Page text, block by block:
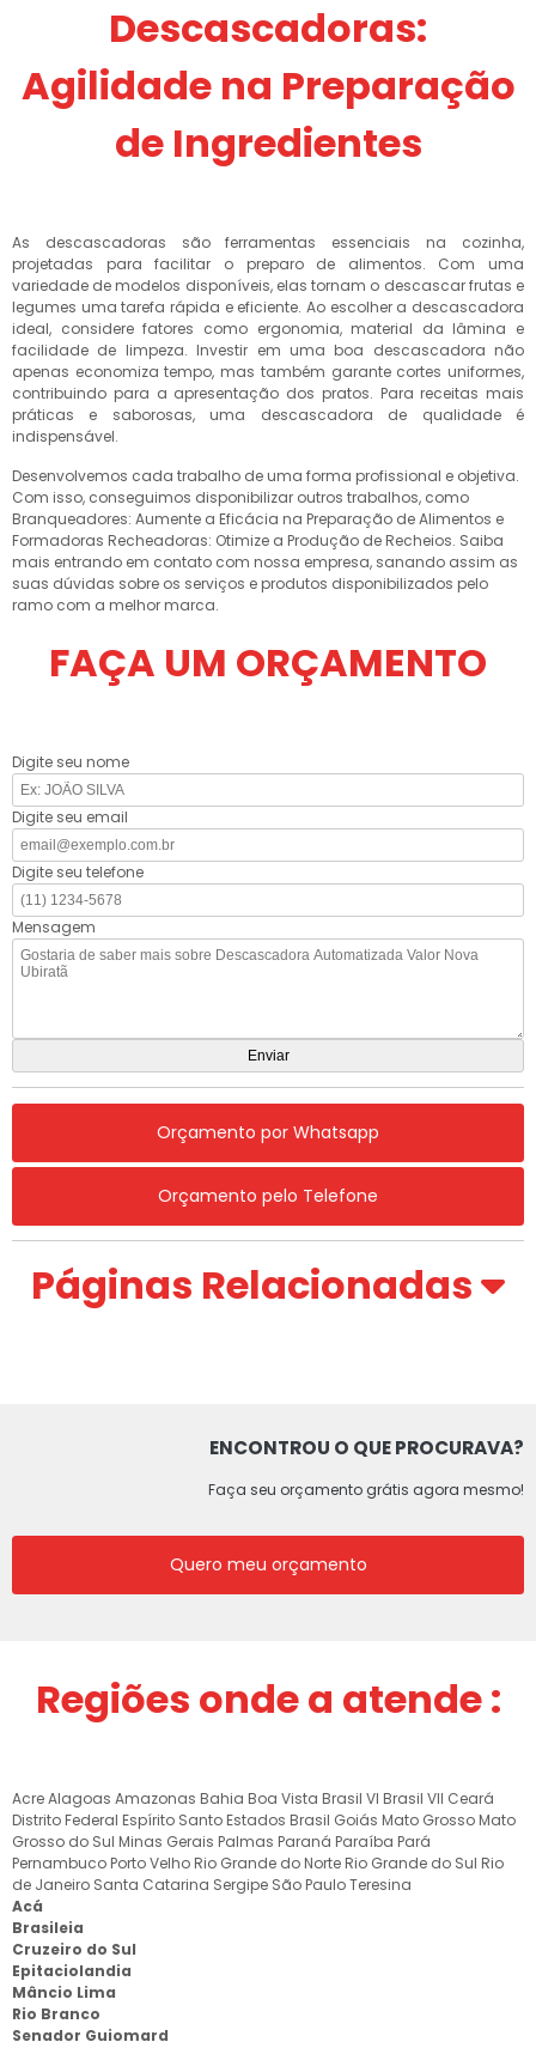
Descascadoras:
Agilidade na Preparação
de Ingredientes
As descascadoras são ferramentas essenciais na cozinha,
projetadas para facilitar o preparo de alimentos. Com uma
variedade de modelos disponíveis, elas tornam o descascar frutas e
legumes uma tarefa rápida e eficiente. Ao escolher a descascadora
ideal, considere fatores como ergonomia, material da lâmina e
facilidade de limpeza. Investir em uma boa descascadora não
apenas economiza tempo, mas também garante cortes uniformes,
contribuindo para a apresentação dos pratos. Para receitas mais
práticas e saborosas, uma descascadora de qualidade é
indispensável.
Desenvolvemos cada trabalho de uma forma profissional e objetiva.
Com isso, conseguimos disponibilizar outros trabalhos, como
Branqueadores: Aumente a Eficácia na Preparação de Alimentos e
Formadoras Recheadoras: Otimize a Produção de Recheios. Saiba
mais entrando em contato com nossa empresa, sanando assim as
suas dúvidas sobre os serviços e produtos disponibilizados pelo
ramo com a melhor marca.
FAÇA UM ORÇAMENTO
Digite seu nome
Digite seu email
Digite seu telefone
Mensagem
Orçamento por Whatsapp
Orçamento pelo Telefone
Páginas Relacionadas
ENCONTROU O QUE PROCURAVA?
Faça seu orçamento grátis agora mesmo!
Quero meu orçamento
Regiões onde a atende :
AcreAlagoas Amazonas Bahia Boa Vista Brasil VI Brasil VII Ceará
Distrito Federal Espírito Santo Estados Brasil Goiás Mato Grosso Mato
Grosso do Sul Minas Gerais Palmas Paraná Paraíba Pará
Pernambuco Porto Velho Rio Grande do Norte Rio Grande do Sul Rio
de Janeiro Santa Catarina Sergipe São PauloTeresina
Acá
Brasileia
Cruzeiro do Sul
Epitaciolandia
Mâncio Lima
Rio Branco
Senador Guiomard